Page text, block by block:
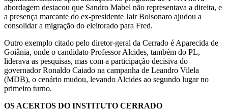
abordagem destacou que Sandro Mabel não representava a direita, e
a presença marcante do ex-presidente Jair Bolsonaro ajudou a
consolidar a migração do eleitorado para Fred.
Outro exemplo citado pelo diretor-geral da Cerrado é Aparecida de
Goiânia, onde o candidato Professor Alcides, também do PL,
liderava as pesquisas, mas com a participação decisiva do
governador Ronaldo Caiado na campanha de Leandro Vilela
(MDB), o cenário mudou, levando Alcides ao segundo lugar no
primeiro turno.
OS ACERTOS DO INSTITUTO CERRADO